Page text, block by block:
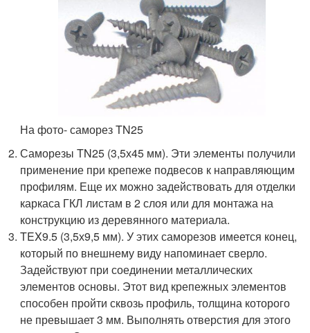
На фото- саморез TN25
Саморезы TN25 (3,5х45 мм). Эти элементы получили
применение при крепеже подвесов к направляющим
профилям. Еще их можно задействовать для отделки
каркаса ГКЛ листам в 2 слоя или для монтажа на
конструкцию из деревянного материала.
TEX9.5 (3,5х9,5 мм). У этих саморезов имеется конец,
который по внешнему виду напоминает сверло.
Задействуют при соединении металлических
элементов основы. Этот вид крепежных элементов
способен пройти сквозь профиль, толщина которого
не превышает 3 мм. Выполнять отверстия для этого